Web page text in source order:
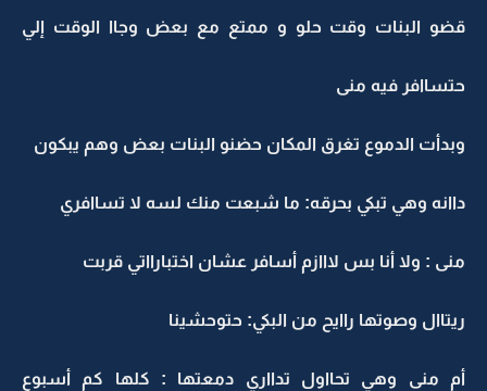
قضو البنات وقت حلو و ممتع مع بعض وجاا الوقت إلي
حتساافر فيه منى
وبدأت الدموع تغرق المكان حضنو البنات بعض وهم يبكون
داانه وهي تبكي بحرقه: ما شبعت منك لسه لا تساافري
منى : ولا أنا بس لااازم أسافر عشان اختبارااتي قربت
ريتاال وصوتها راايح من البكي: حتوحشينا
أم منى وهي تحااول تدااري دمعتها : كلها كم أسبوع